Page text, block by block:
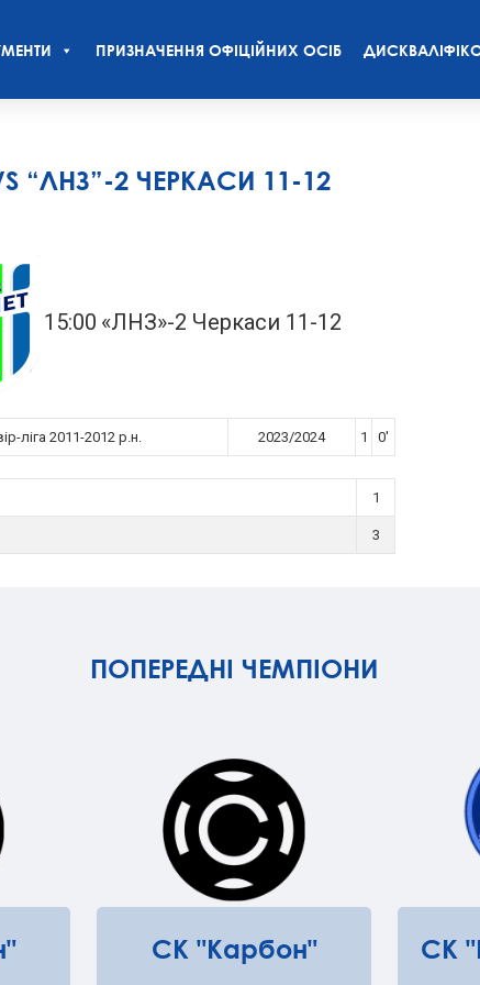
ПРИЗНАЧЕННЯ ОФІЦІЙНИХ ОСІБ
“ЛНЗ”-2 ЧЕРКАСИ 11-12
15:00 «ЛНЗ»-2 Черкаси 11-12
ліга 2011-2012 р.н. 2023/2024 1 0'
1
3
ПОПЕРЕДНІ ЧЕМПІОНИ
СК "Карбон" СК